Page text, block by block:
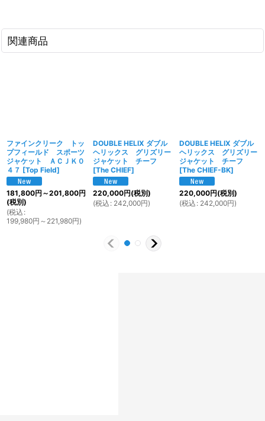
関連商品
ファインクリーク トッ
プフィールド スポーツ
ジャケット ＡＣＪＫ０
４７ [Top Field]
181,800円 ～201,800円
(税別)
(税込 :
199,980円 ～221,980円)
DOUBLE HELIX ダブル
ヘリックス グリズリー
ジャケット チーフ
[The CHIEF]
220,000円(税別)
(税込 : 242,000円)
DOUBLE HELIX ダブル
ヘリックス グリズリー
ジャケット チーフ
[The CHIEF-BK]
220,000円(税別)
(税込 : 242,000円)